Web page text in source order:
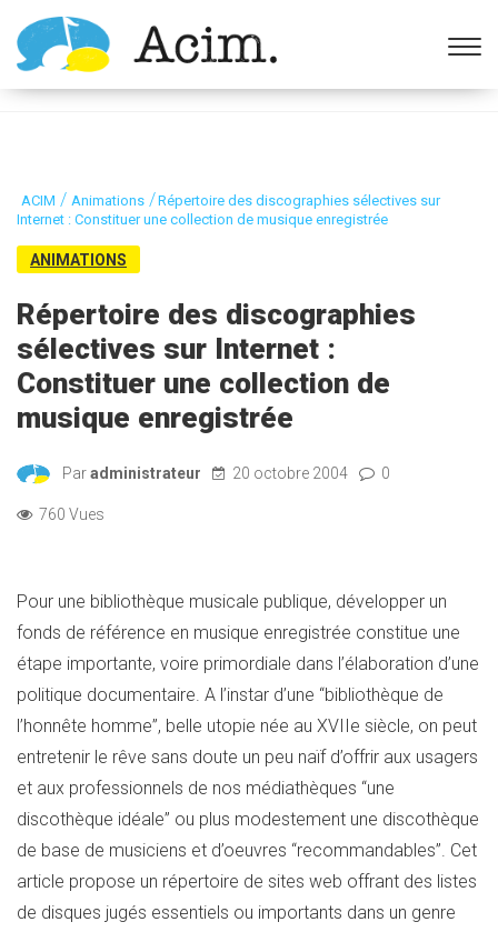
Ouvrir la barre d’outils
ACIM / Animations /Répertoire des discographies sélectives sur
Internet : Constituer une collection de musique enregistrée
ANIMATIONS
Répertoire des discographies
sélectives sur Internet :
Constituer une collection de
musique enregistrée
Paradministrateur 20 octobre 2004 0
760 Vues
Pour une bibliothèque musicale publique, développer un
fonds de référence en musique enregistrée constitue une
étape importante, voire primordiale dans l’élaboration d’une
politique documentaire. A l’instar d’une “bibliothèque de
l’honnête homme”, belle utopie née au XVIIe siècle, on peut
entretenir le rêve sans doute un peu naïf d’offrir aux usagers
et aux professionnels de nos médiathèques “une
discothèque idéale” ou plus modestement une discothèque
de base de musiciens et d’oeuvres “recommandables”. Cet
article propose un répertoire de sites web offrant des listes
de disques jugés essentiels ou importants dans un genre